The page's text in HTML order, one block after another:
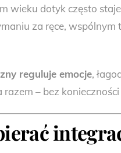
wieku dotyk często
za ręce, wspólnym
reguluje emocje,
razem – bez